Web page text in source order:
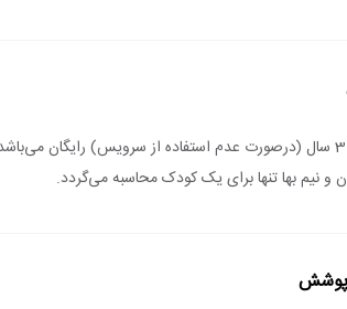
و نیم بها تنها برای یک کودک محاسبه می‌گردد.
پوشش